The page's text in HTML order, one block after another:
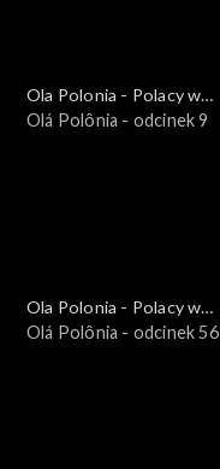
Ola Polonia - Polacy w
Brazylii i Ameryce
Olá Polônia - odcinek 9
Ola Polonia - Polacy w
Brazylii i Ameryce
Olá Polônia - odcinek 56